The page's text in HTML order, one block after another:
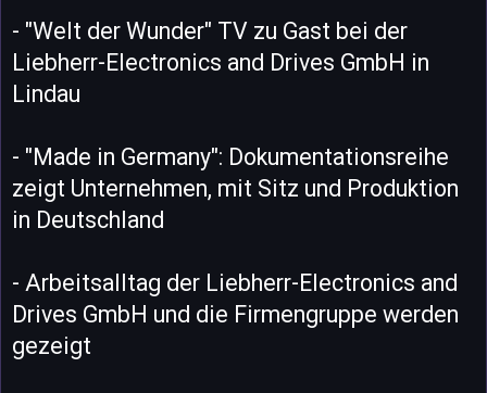
- "Welt der Wunder" TV zu Gast bei der
Liebherr-Electronics and Drives GmbH in
Lindau
- "Made in Germany": Dokumentationsreihe
zeigt Unternehmen, mit Sitz und Produktion
in Deutschland
- Arbeitsalltag der Liebherr-Electronics and
Drives GmbH und die Firmengruppe werden
gezeigt